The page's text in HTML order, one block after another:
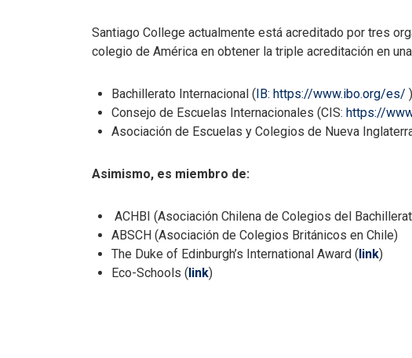
Santiago College actualmente está acreditado por tres
colegio de América en obtener la triple acreditación en
Bachillerato Internacional (IB: https://www.ibo.org/es/ )
Consejo de Escuelas Internacionales (CIS: https://
Asociación de Escuelas y Colegios de Nueva Inglaterra
Asimismo, es miembro de:
ACHBI (Asociación Chilena de Colegios del
ABSCH (Asociación de Colegios Británicos en Chile)
The Duke of Edinburgh’s International Award (link)
Eco-Schools (link)